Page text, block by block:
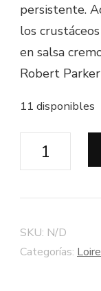
persistente.
los
en salsa
Robert
11 disponibles
Sancerre
2016
-
SKU: N/D
Categorías: Loire